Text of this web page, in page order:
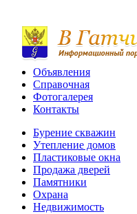
Объявления
Справочная
Фотогалерея
Контакты
Бурение скважин
Утепление домов
Пластиковые окна
Продажа дверей
Памятники
Охрана
Недвижимость